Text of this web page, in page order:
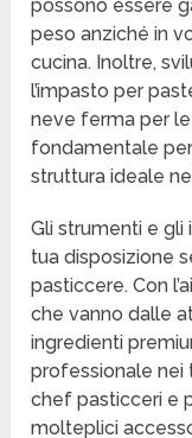
possono essere
peso anziché in
cucina. Inoltre,
l’impasto per
neve ferma per
fondamentale
struttura ideale
Gli strumenti e gli
tua disposizione
pasticcere. Con
che vanno dalle
ingredienti
professionale nei
chef pasticceri e
molteplici